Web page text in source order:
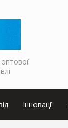
Інновації